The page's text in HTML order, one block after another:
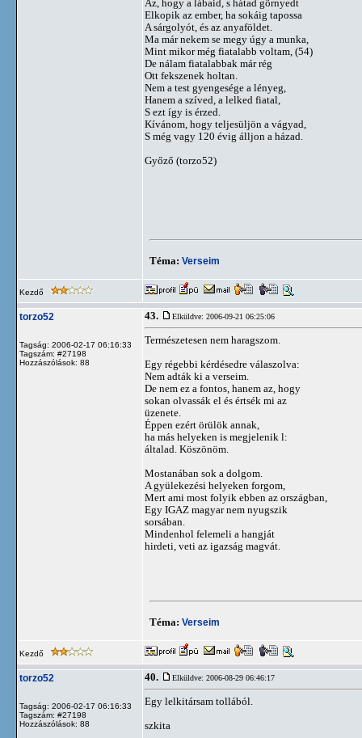
Az, hogy a lábaid, s hátad görnyedt
Elkopik az ember, ha sokáig tapossa
A sárgolyót, és az anyaföldet.
Ma már nekem se megy úgy a munka,
Mint mikor még fiatalabb voltam, (54)
De nálam fiatalabbak már rég
Ott fekszenek holtan.
Nem a test gyengesége a lényeg,
Hanem a szíved, a lelked fiatal,
S ezt így is érzed.
Kívánom, hogy teljesüljön a vágyad,
S még vagy 120 évig álljon a házad.
Győző (torzo52)
Téma: Verseim
Kezdő
torzo52
Tagság: 2006-02-17 06:16:33
Tagszám: #27198
Hozzászólások: 88
43. Elküldve: 2006-09-21 06:25:06
Természetesen nem haragszom.
Egy régebbi kérdésedre válaszolva:
Nem adták ki a verseim.
De nem ez a fontos, hanem az, hogy
sokan olvassák el és értsék mi az
üzenete.
Éppen ezért örülök annak,
ha más helyeken is megjelenik l:
általad. Köszönöm.
Mostanában sok a dolgom.
A gyülekezési helyeken forgom,
Mert ami most folyik ebben az országban,
Egy IGAZ magyar nem nyugszik
sorsában.
Mindenhol felemeli a hangját
hirdeti, veti az igazság magvát.
Téma: Verseim
Kezdő
torzo52
Tagság: 2006-02-17 06:16:33
Tagszám: #27198
Hozzászólások: 88
40. Elküldve: 2006-08-29 06:46:17
Egy lelkitársam tollából.
szkita